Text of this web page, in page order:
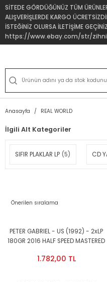
SİTEDE GÖRDÜĞÜNÜZ TÜM
ALIŞVERİŞLERDE KARGO
İSTEĞİNİZ OLURSA İLETİŞİME
https://www.ebay.com/str/
Anasayfa REAL WORLD
İlgili Alt Kategoriler
SIFIR PLAKLAR LP (5) CD
PETER GABRIEL - US (1992) - 2xLP
180GR 2016 HALF SPEED MASTERED
1.782,00 TL